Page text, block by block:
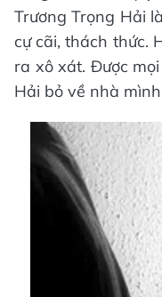
Trương Trọng Hải
cự cãi, thách thức.
ra xô xát. Được
Hải bỏ về nhà